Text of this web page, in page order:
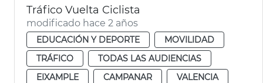
Tráfico Vuelta Ciclista
modificado hace 2 años
EDUCACIÓN Y DEPORTE
MOVILIDAD
TRÁFICO
TODAS LAS AUDIENCIAS
EIXAMPLE
CAMPANAR
VALENCIA